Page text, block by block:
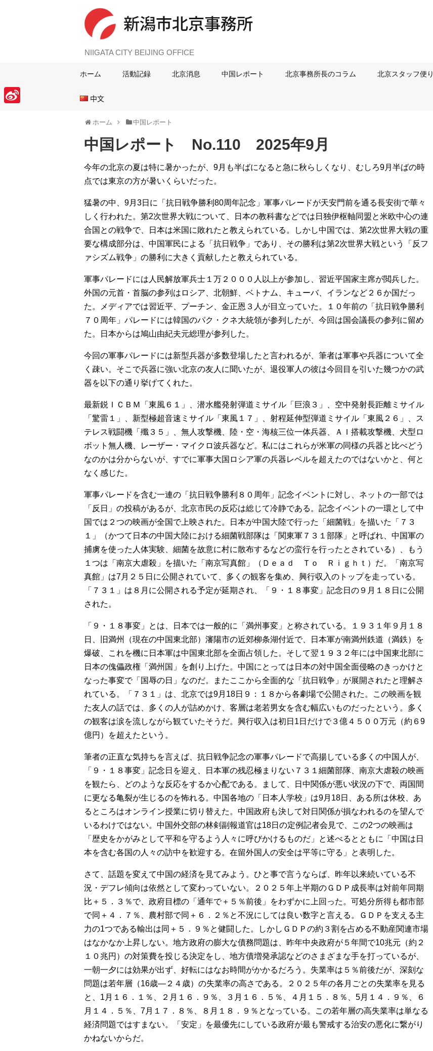
NIIGATA CITY BEIJING OFFICE
ホーム 活動記録 北京消息 中国レポート 北京事務所長のコラム 北京スタッフ便り
中文
ホーム 中国レポート
中国レポート No.110 2025年9月
今年の北京の夏は特に暑かったが、9月も半ばになると急に秋らしくなり、むしろ9月半ばの時
点では東京の方が暑いくらいだった。
猛暑の中、9月3日に「抗日戦争勝利80周年記念」軍事パレードが天安門前を通る長安街で華々
しく行われた。第2次世界大戦について、日本の教科書などでは日独伊枢軸同盟と米欧中心の連
合国との戦争で、日本は米国に敗れたと教えられている。しかし中国では、第2次世界大戦の重
要な構成部分は、中国軍民による「抗日戦争」であり、その勝利は第2次世界大戦という「反フ
ァシズム戦争」の勝利に大きく貢献したと教えられている。
軍事パレードには人民解放軍兵士１万２０００人以上が参加し、習近平国家主席が閲兵した。
外国の元首・首脳の参列はロシア、北朝鮮、ベトナム、キューバ、イランなど２６か国だっ
た。メディアでは習近平、プーチン、金正恩３人が目立っていた。１０年前の「抗日戦争勝利
７０周年」パレードには韓国のパク・クネ大統領が参列したが、今回は国会議長の参列に留め
た。日本からは鳩山由紀夫元総理が参列した。
今回の軍事パレードには新型兵器が多数登場したと言われるが、筆者は軍事や兵器について全
く疎い。そこで兵器に強い北京の友人に聞いたが、退役軍人の彼は今回目を引いた幾つかの武
器を以下の通り挙げてくれた。
最新鋭ＩＣＢＭ「東風６１」、潜水艦発射弾道ミサイル「巨浪３」、空中発射長距離ミサイル
「驚雷１」、新型極超音速ミサイル「東風１７」、射程延伸型弾道ミサイル「東風２６」、ス
テレス戦闘機「殲３５」、無人攻撃機、陸・空・海核三位一体兵器、ＡＩ搭載攻撃機、犬型ロ
ボット無人機、レーザー・マイクロ波兵器など。私にはこれらが米軍の同様の兵器と比べどう
なのかは分からないが、すでに軍事大国ロシア軍の兵器レベルを超えたのではないかと、何と
なく感じた。
軍事パレードを含む一連の「抗日戦争勝利８０周年」記念イベントに対し、ネットの一部では
「反日」の投稿があるが、北京市民の反応は総じて冷静である。記念イベントの一環として中
国では２つの映画が全国で上映された。日本が中国大陸で行った「細菌戦」を描いた「７３
１」（かつて日本の中国大陸における細菌戦部隊は「関東軍７３１部隊」と呼ばれ、中国軍の
捕虜を使った人体実験、細菌を故意に村に散布するなどの蛮行を行ったとされている）、もう
１つは「南京大虐殺」を描いた「南京写真館」（Ｄｅａｄ Ｔｏ Ｒｉｇｈｔ）だ。「南京写
真館」は7月２５日に公開されていて、多くの観客を集め、興行収入のトップを走っている。
「７３１」は８月に公開される予定が延期され、「９・１８事変」記念日の９月１８日に公開
された。
「９・１８事変」とは、日本では一般的に「満州事変」と称されている。１９３１年９月１８
日、旧満州（現在の中国東北部）瀋陽市の近郊柳条湖付近で、日本軍が南満州鉄道（満鉄）を
爆破、これを機に日本軍は中国東北部を全面占領した。そして翌１９３２年には中国東北部に
日本の傀儡政権「満州国」を創り上げた。中国にとっては日本の対中国全面侵略のきっかけと
なった事変で「国辱の日」なのだ。またここから全面的な「抗日戦争」が展開されたと理解さ
れている。「７３１」は、北京では9月18日９：１８から各劇場で公開された。この映画を観
た友人の話では、多くの人が詰めかけ、客層は老若男女を含む幅広いものだったという。多く
の観客は涙を流しながら観ていたそうだ。興行収入は初日1日だけで３億４５００万元（約６9
億円）を超えたという。
筆者の正直な気持ちを言えば、抗日戦争記念の軍事パレードで高揚している多くの中国人が、
「９・１８事変」記念日を迎え、日本軍の残忍極まりない７３１細菌部隊、南京大虐殺の映画
を観たら、どのような反応をするか心配である。まして、日中関係が悪い状況の下で、両国間
に更なる亀裂が生じるのを怖れる。中国各地の「日本人学校」は9月18日、ある所は休校、あ
るところはオンライン授業に切り替えた。中国政府も決して対日関係が損なわれるのを望んで
いるわけではない。中国外交部の林剣副報道官は18日の定例記者会見で、この2つの映画は
「歴史をかがみとして平和を守るよう人々に呼びかけるものだ」と述べるとともに「中国は日
本を含む各国の人々の訪中を歓迎する。在留外国人の安全は平等に守る」と表明した。
さて、話題を変えて中国の経済を見てみよう。ひと事で言うならば、昨年以来続いている不
況・デフレ傾向は依然として変わっていない。２０２５年上半期のＧＤＰ成長率は対前年同期
比＋５．３％で、政府目標の「通年で＋５％前後」をわずかに上回った。可処分所得も都市部
で同＋４．７％、農村部で同＋６．２％と不況にしては良い数字と言える。ＧＤＰを支える主
力の1つである輸出は同＋５．９％と健闘した。しかしＧＤＰの約３割を占める不動産関連市場
はなかなか上昇しない。地方政府の膨大な債務問題は、昨年中央政府が５年間で10兆元（約２
１０兆円）の対策費を投じる決定をし、地方債増発承認などのさまざまな手を打っているが、
一朝一夕には効果が出ず、好転にはなお時間がかかるだろう。失業率は５％前後だが、深刻な
問題は若年層（16歳―２４歳）の失業率の高さである。２０２５年の各月ごとの失業率を見る
と、1月１６．１％、２月１６．９％、３月１６．５％、４月１５．８％、5月１４．９％、６
月１４．５％、7月１７．８％、８月１８．９％となっている。この若年層の高失業率は単なる
経済問題ではすまない。「安定」を最優先にしている政府が最も警戒する治安の悪化に繋がり
かねないからだ。